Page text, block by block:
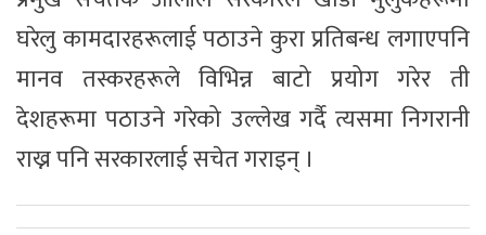
घरेलु कामदारहरूलाई पठाउने कुरा प्रतिबन्ध लगाएपनि
मानव तस्करहरूले विभिन्न बाटो प्रयोग गरेर ती
देशहरूमा पठाउने गरेको उल्लेख गर्दै त्यसमा निगरानी
राख्न पनि सरकारलाई सचेत गराइन् ।